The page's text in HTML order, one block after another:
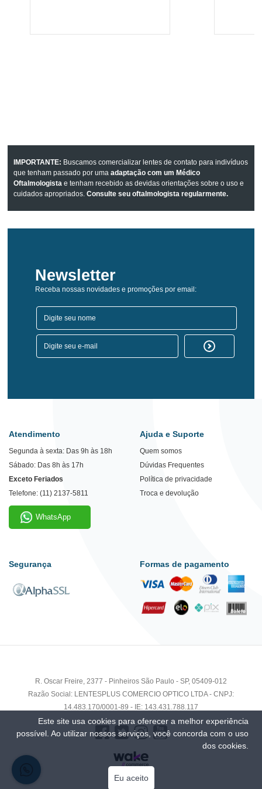
IMPORTANTE: Buscamos comercializar lentes de contato para indivíduos
que tenham passado por umaadaptação com um Médico
Oftalmologista e tenham recebido as devidas orientações sobre o uso e
cuidados apropriados.Consulte seu oftalmologista regularmente.
Newsletter
Receba nossas novidades e promoções por email:
Atendimento
Segunda à sexta: Das 9h às 18h
Sábado: Das 8h às 17h
Exceto Feriados
Telefone: (11) 2137-5811
WhatsApp
Ajuda e Suporte
Quem somos
Dúvidas Frequentes
Política de privacidade
Troca e devolução
Segurança Formas de pagamento
R. Oscar Freire, 2377 - Pinheiros São Paulo - SP, 05409-012
Razão Social: LENTESPLUS COMERCIO OPTICO LTDA - CNPJ:
14.483.170/0001-89 - IE: 143.431.788.117
Este site usa cookies para oferecer a melhor experiência
possível. Ao utilizar nossos serviços, você concorda com o uso
dos cookies.
Eu aceito